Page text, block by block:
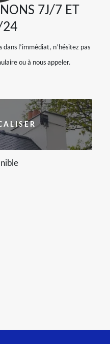
7J/7 ET
24
dans l’immédiat, n’hésitez pas
ou à nous appeler.